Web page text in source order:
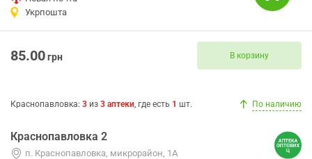
Укрпошта
85.00грн В корзину
Краснопавловка: 3 из 3 аптеки, где есть 1 шт. По наличию
Краснопавловка 2
п. Краснопавловка, микрорайон, 1А